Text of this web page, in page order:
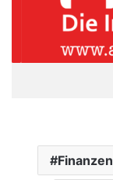
Finanzen